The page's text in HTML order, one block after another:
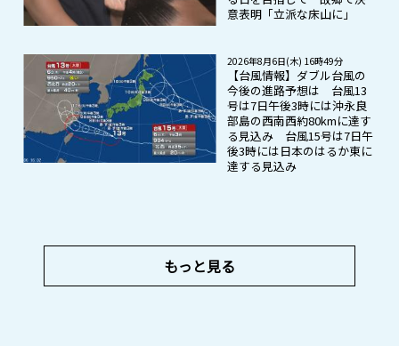
意表明「立派な床山に」
2026年8月6日(木) 16時49分
【台風情報】ダブル台風の
今後の進路予想は 台風13
号は7日午後3時には沖永良
部島の西南西約80kmに達す
る見込み 台風15号は7日午
後3時には日本のはるか東に
達する見込み
もっと見る